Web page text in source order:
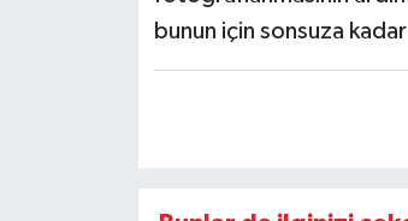
bunun için sonsuza